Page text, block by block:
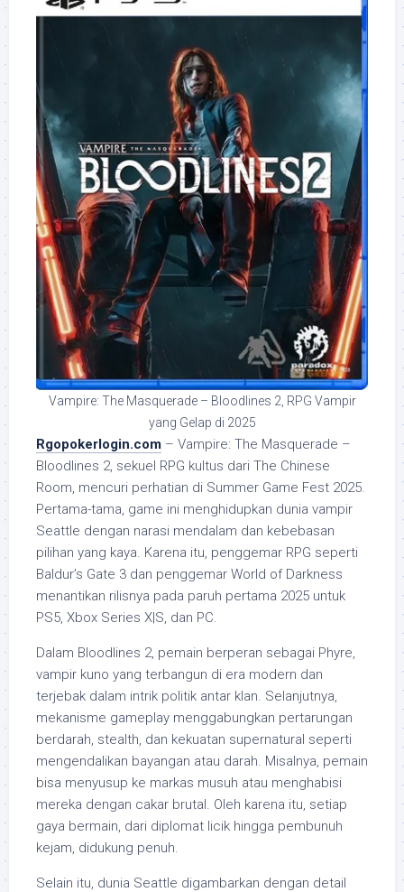
Vampire: The Masquerade – Bloodlines 2, RPG Vampir
yang Gelap di 2025
Rgopokerlogin.com – Vampire: The Masquerade –
Bloodlines 2, sekuel RPG kultus dari The Chinese
Room, mencuri perhatian di Summer Game Fest 2025.
Pertama-tama, game ini menghidupkan dunia vampir
Seattle dengan narasi mendalam dan kebebasan
pilihan yang kaya. Karena itu, penggemar RPG seperti
Baldur’s Gate 3 dan penggemar World of Darkness
menantikan rilisnya pada paruh pertama 2025 untuk
PS5, Xbox Series X|S, dan PC.
Dalam Bloodlines 2, pemain berperan sebagai Phyre,
vampir kuno yang terbangun di era modern dan
terjebak dalam intrik politik antar klan. Selanjutnya,
mekanisme gameplay menggabungkan pertarungan
berdarah, stealth, dan kekuatan supernatural seperti
mengendalikan bayangan atau darah. Misalnya, pemain
bisa menyusup ke markas musuh atau menghabisi
mereka dengan cakar brutal. Oleh karena itu, setiap
gaya bermain, dari diplomat licik hingga pembunuh
kejam, didukung penuh.
Selain itu, dunia Seattle digambarkan dengan detail